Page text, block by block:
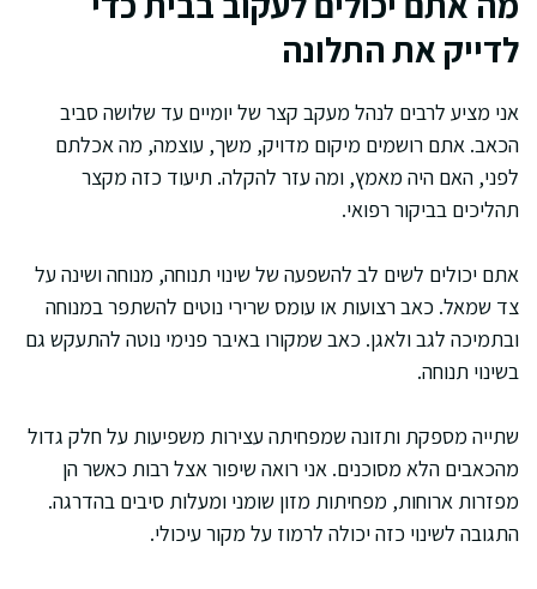
לדייק את התלונה
אני מציע לרבים לנהל מעקב קצר של יומיים עד שלושה סביב
הכאב. אתם רושמים מיקום מדויק, משך, עוצמה, מה אכלתם
לפני, האם היה מאמץ, ומה עזר להקלה. תיעוד כזה מקצר
תהליכים בביקור רפואי.
אתם יכולים לשים לב להשפעה של שינוי תנוחה, מנוחה ושינה על
צד שמאל. כאב רצועות או עומס שרירי נוטים להשתפר במנוחה
ובתמיכה לגב ולאגן. כאב שמקורו באיבר פנימי נוטה להתעקש גם
בשינוי תנוחה.
שתייה מספקת ותזונה שמפחיתה עצירות משפיעות על חלק גדול
מהכאבים הלא מסוכנים. אני רואה שיפור אצל רבות כאשר הן
מפזרות ארוחות, מפחיתות מזון שומני ומעלות סיבים בהדרגה.
התגובה לשינוי כזה יכולה לרמוז על מקור עיכולי.